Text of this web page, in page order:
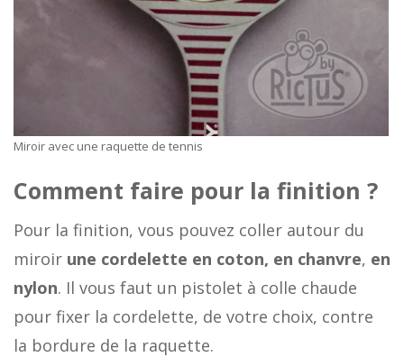
Miroir avec une raquette de tennis
Comment faire pour la finition ?
Pour la finition, vous pouvez coller autour du
miroir une cordelette en coton, en chanvre, en
nylon. Il vous faut un pistolet à colle chaude
pour fixer la cordelette, de votre choix, contre
la bordure de la raquette.